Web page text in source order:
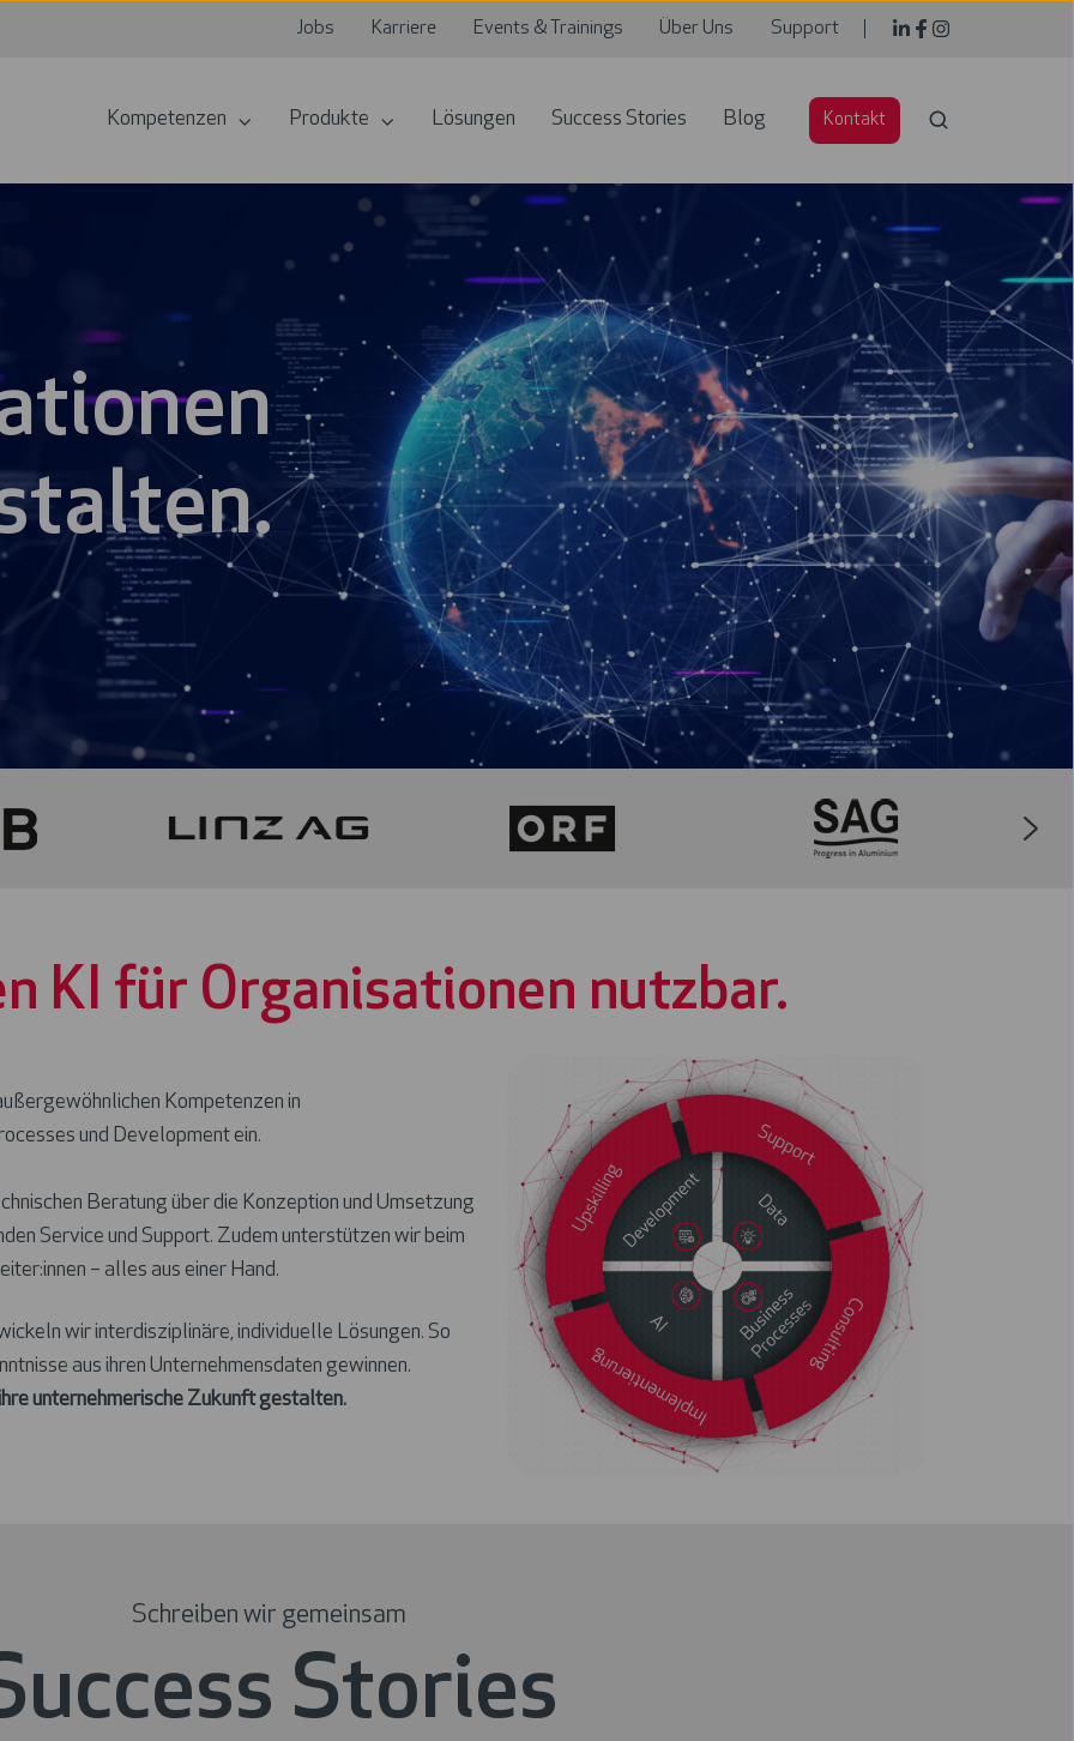
Jobs Karriere Events & Trainings Über Uns Support
Kompetenzen Produkte Lösungen Success Stories Blog Kontakt
KI für Organisationen nutzbar.
Kompetenzen in
und Development ein.
Beratung über die Konzeption und Umsetzung
Service und Support. Zudem unterstützen wir beim
– alles aus einer Hand.
wir interdisziplinäre, individuelle Lösungen. So
aus ihren Unternehmensdaten gewinnen.
unternehmerische Zukunft gestalten.
Schreiben wir gemeinsam
Stories